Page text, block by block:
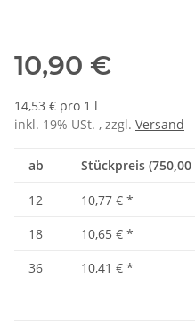
10,90 €
14,53 € pro 1 l
inkl. 19% USt. , zzgl. Versand
ab Stückpreis (750,00
12 10,77 € *
18
10,65 € *
36
10,41 € *